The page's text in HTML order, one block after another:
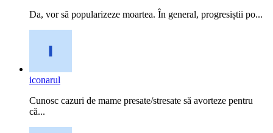
Da, vor să popularizeze moartea. În general, progresiștii po...
iconarul
Cunosc cazuri de mame presate/stresate să avorteze pentru
că...